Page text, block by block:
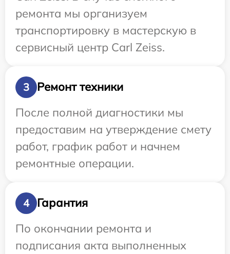
ремонта мы организуем
транспортировку в мастерскую в
сервисный центр Carl Zeiss.
3
Ремонт техники
После полной диагностики мы
предоставим на утверждение смету
работ, график работ и начнем
ремонтные операции.
4
Гарантия
По окончании ремонта и
подписания акта выполненных